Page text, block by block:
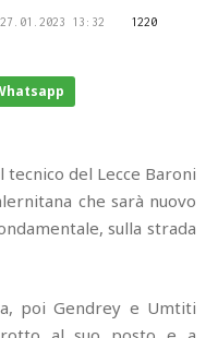
27.01.2023 13:32
1220
tecnico del Lecce Baroni
che sarà nuovo
sulla strada
poi Gendrey e Umtiti